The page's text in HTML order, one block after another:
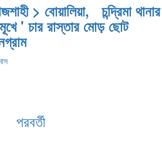
> বোয়ালিয়া, চন্দ্রিমা থানার
' চার রাস্তার মোড় ছোট
পরবর্তী